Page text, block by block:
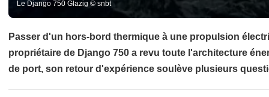
Le Django 750 Glazig © snbt
Passer d'un hors-bord thermique à une propulsion
propriétaire de Django 750 a revu toute l'architecture
de port, son retour d'expérience soulève plusieurs